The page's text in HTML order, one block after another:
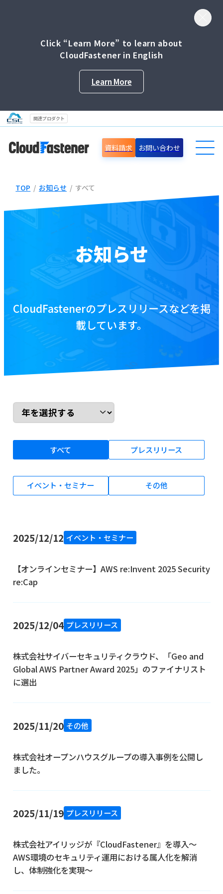
Click “Learn More” to learn about
CloudFastener in English
Learn More
関連プロダクト
導入事例
セミナー情報
お役立ち資料
ブログ
資料をダウンロードする
お問い合わせ
資料請求 お問い合わせ
TOP / お知らせ / すべて
お知らせ
CloudFastenerのプレスリリースなどを掲
載しています。
すべて プレスリリース
イベント・セミナー その他
2025/12/12 イベント・セミナー
【オンラインセミナー】AWS re:Invent 2025 Security
re:Cap
2025/12/04 プレスリリース
株式会社サイバーセキュリティクラウド、「Geo and
Global AWS Partner Award 2025」のファイナリスト
に選出
2025/11/20 その他
株式会社オープンハウスグループの導入事例を公開し
ました。
2025/11/19 プレスリリース
株式会社アイリッジが『CloudFastener』を導入～
AWS環境のセキュリティ運用における属人化を解消
し、体制強化を実現〜